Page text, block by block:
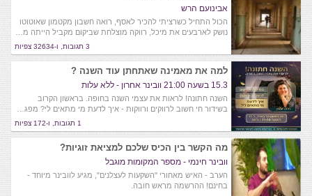
אבינועם הרש
הכול התחיל כשרציתי להכיר לאסף, רואה חשבון מקטמון שאוטוטו
נושק לארבעים את מיכל, רווקה מוצלחת שביקום מקביל הייתה מ…
3 תגובות, ו-32634 צפיות
למה את מאמינה שאתחתן עוד השנה ?
15.3 בשעה 21:00 וובינר אחרון - ללא עלות
השנה חתונה! לראות את עצמי השנה בחופה. בראשון הקרוב
בשידור חי חשוב לרווקים ורווקות - איך לדעת מי מתאים לי? מפג…
1 תגובות, ו-172 צפיות
מה הקשר בין הכיס שלכם למציאת זוגיות?
וובינר חינמי - מספר המקומות מוגבל
הערב - האיש מאחורי "השקעות לעצלנים", מגיע לוובינר מיוחד -
בחינם! ההרשמה מראש חובה.